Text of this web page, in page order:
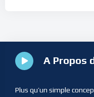
A Propos
Plus qu’un simple